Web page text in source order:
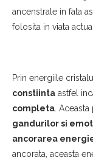
ancenstrale in fata
folosita in viata
Prin energiile
constiinta astfel
completa .
gandurilor si
ancorarea
ancorata, aceasta